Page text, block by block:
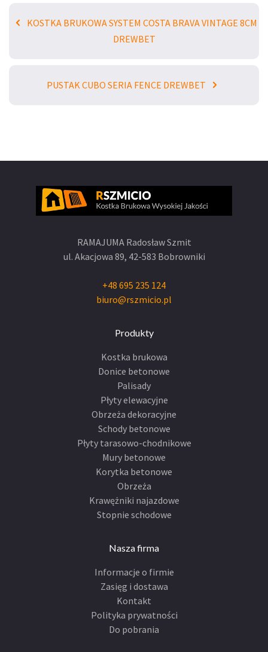
KOSTKA BRUKOWA SYSTEM COSTA BRAVA VINTAGE 8CM
DREWBET
PUSTAK CUBO SERIA FENCE DREWBET
RAMAJUMA Radosław Szmit
ul. Akacjowa 89, 42-583 Bobrowniki
+48 695 235 124
biuro@rszmicio.pl
Produkty
Kostka brukowa
Donice betonowe
Palisady
Płyty elewacyjne
Obrzeża dekoracyjne
Schody betonowe
Płyty tarasowo-chodnikowe
Mury betonowe
Korytka betonowe
Obrzeża
Krawężniki najazdowe
Stopnie schodowe
Nasza firma
Informacje o firmie
Zasięg i dostawa
Kontakt
Polityka prywatności
Do pobrania